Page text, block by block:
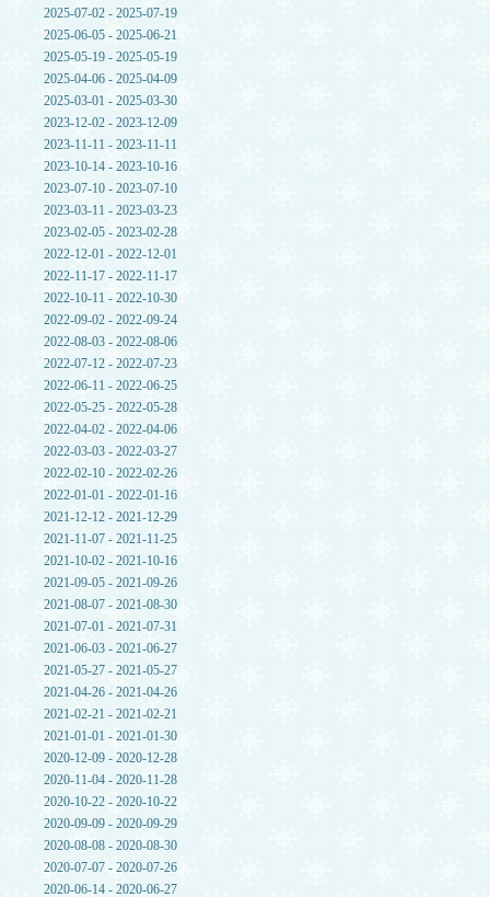
2025-07-02 - 2025-07-19
2025-06-05 - 2025-06-21
2025-05-19 - 2025-05-19
2025-04-06 - 2025-04-09
2025-03-01 - 2025-03-30
2023-12-02 - 2023-12-09
2023-11-11 - 2023-11-11
2023-10-14 - 2023-10-16
2023-07-10 - 2023-07-10
2023-03-11 - 2023-03-23
2023-02-05 - 2023-02-28
2022-12-01 - 2022-12-01
2022-11-17 - 2022-11-17
2022-10-11 - 2022-10-30
2022-09-02 - 2022-09-24
2022-08-03 - 2022-08-06
2022-07-12 - 2022-07-23
2022-06-11 - 2022-06-25
2022-05-25 - 2022-05-28
2022-04-02 - 2022-04-06
2022-03-03 - 2022-03-27
2022-02-10 - 2022-02-26
2022-01-01 - 2022-01-16
2021-12-12 - 2021-12-29
2021-11-07 - 2021-11-25
2021-10-02 - 2021-10-16
2021-09-05 - 2021-09-26
2021-08-07 - 2021-08-30
2021-07-01 - 2021-07-31
2021-06-03 - 2021-06-27
2021-05-27 - 2021-05-27
2021-04-26 - 2021-04-26
2021-02-21 - 2021-02-21
2021-01-01 - 2021-01-30
2020-12-09 - 2020-12-28
2020-11-04 - 2020-11-28
2020-10-22 - 2020-10-22
2020-09-09 - 2020-09-29
2020-08-08 - 2020-08-30
2020-07-07 - 2020-07-26
2020-06-14 - 2020-06-27